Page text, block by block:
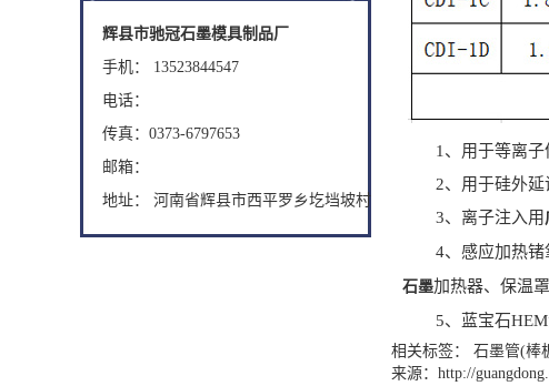
辉县市驰冠石墨模具制品厂
手机： 13523844547
电话：
传真：0373-6797653
邮箱：
地址： 河南省辉县市西平罗乡圪垱坡村
1、用于等离子体
2、用于硅外延设
3、离子注入用
4、感应加热锗
石墨加热器、保温罩
5、蓝宝石HEM
相关标签： 石墨管(棒
来源： http://